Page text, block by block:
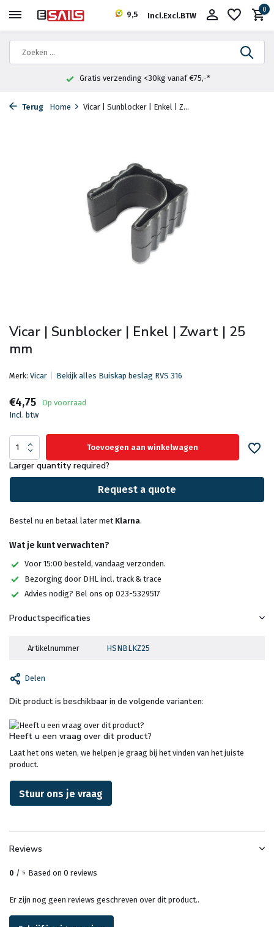
9,5 Incl.Excl.BTW
0
Gratis verzending <30kg vanaf €75,-*
Terug Home Vicar | Sunblocker | Enkel | Z...
Vicar | Sunblocker | Enkel | Zwart | 25
mm
Merk: Vicar Bekijk alles Buiskap beslag RVS 316
€4,75
Op voorraad
Incl. btw
Toevoegen aan winkelwagen
Larger quantity required?
Request a quote
Bestel nu en betaal later met Klarna.
Wat je kunt verwachten?
Voor 15:00 besteld, vandaag verzonden.
Bezorging door DHL incl. track & trace
Advies nodig? Bel ons op 023-5329517
Productspecificaties
Artikelnummer HSNBLKZ25
Delen
Dit product is beschikbaar in de volgende varianten:
Heeft u een vraag over dit product?
Laat het ons weten, we helpen je graag bij het vinden van het juiste
product.
Stuur ons je vraag
Reviews
0 / 5 Based on 0 reviews
Er zijn nog geen reviews geschreven over dit product..